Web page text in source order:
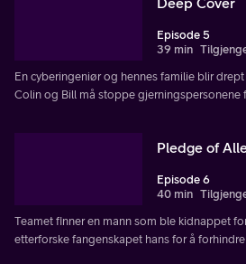
Episode 5
39 min
En cyberingeniør og hennes familie blir
Colin og Bill må stoppe gjerningspersonene
Pledge of
Episode 6
40 min
Teamet finner en mann som ble kidnappet
etterforske fangenskapet hans for å